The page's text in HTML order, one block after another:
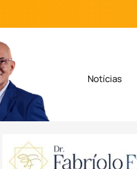
Notícias